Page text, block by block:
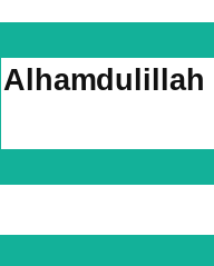
Alhamdulillah